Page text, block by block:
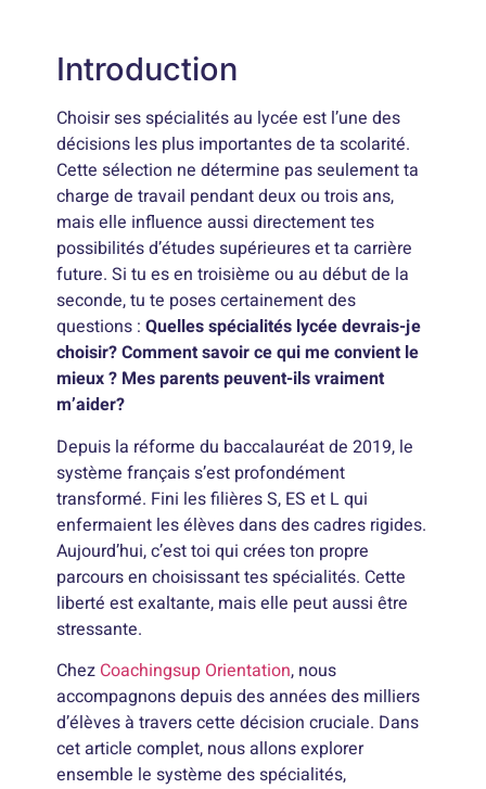
Introduction
Choisir ses spécialités au lycée est l’une des
décisions les plus importantes de ta scolarité.
Cette sélection ne détermine pas seulement ta
charge de travail pendant deux ou trois ans,
mais elle influence aussi directement tes
possibilités d’études supérieures et ta carrière
future. Si tu es en troisième ou au début de la
seconde, tu te poses certainement des
questions :Quelles spécialités lycée devrais-je
choisir? Comment savoir ce qui me convient le
mieux ? Mes parents peuvent-ils vraiment
m’aider?
Depuis la réforme du baccalauréat de 2019, le
système français s’est profondément
transformé. Fini les filières S, ES et L qui
enfermaient les élèves dans des cadres rigides.
Aujourd’hui, c’est toi qui crées ton propre
parcours en choisissant tes spécialités. Cette
liberté est exaltante, mais elle peut aussi être
stressante.
Chez Coachingsup Orientation, nous
accompagnons depuis des années des milliers
d’élèves à travers cette décision cruciale. Dans
cet article complet, nous allons explorer
ensemble le système des spécialités,